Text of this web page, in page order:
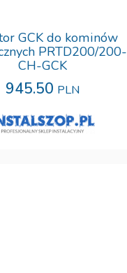
GCK do kominów
PRTD200/200-
CH-GCK
945.50 PLN